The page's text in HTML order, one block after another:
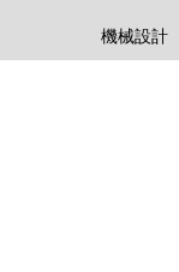
機械設計